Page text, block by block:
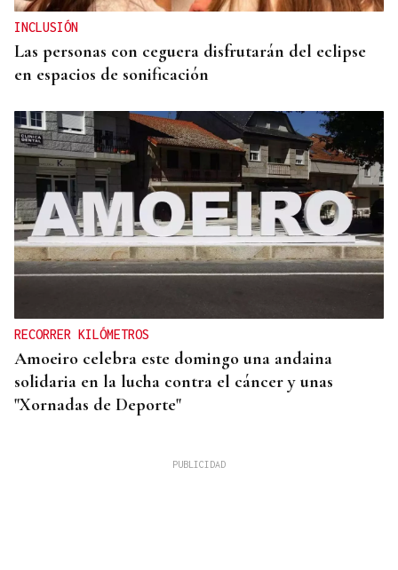
INCLUSIÓN
Las personas con ceguera disfrutarán del eclipse
en espacios de sonificación
RECORRER KILÓMETROS
Amoeiro celebra este domingo una andaina
solidaria en la lucha contra el cáncer y unas
"Xornadas de Deporte"